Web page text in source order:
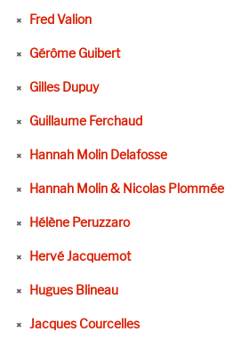
Fred Valion
Gérôme Guibert
Gilles Dupuy
Guillaume Ferchaud
Hannah Molin Delafosse
Hannah Molin & Nicolas Plommée
Hélène Peruzzaro
Hervé Jacquemot
Hugues Blineau
Jacques Courcelles